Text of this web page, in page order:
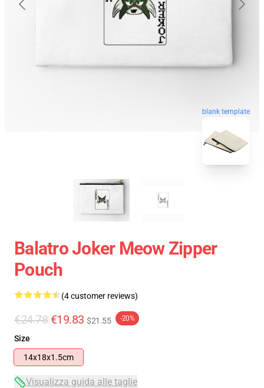
blank template
Balatro Joker Meow Zipper
Pouch
(4 customer reviews)
€24.78 €19.83 $21.55 -20%
Size
14x18x1.5cm
Visualizza guida alle taglie